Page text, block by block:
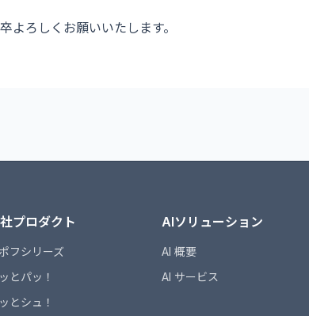
よろしくお願いいたします。
プロダクト
フシリーズ
とパッ！
とシュ！
AIソリューション
AI 概要
AI サービス